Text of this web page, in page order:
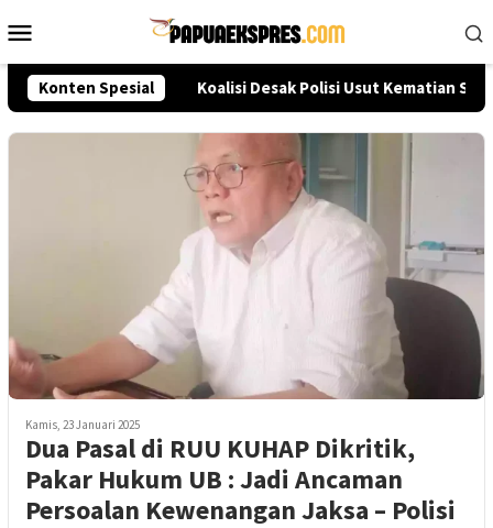
ke
Mobile
Konten Spesial
Akpol 2026 Koalisi Desak Polisi Usut Kematian
Kamis, 23 Januari 2025
Dua Pasal di RUU KUHAP Dikritik,
Pakar Hukum UB : Jadi Ancaman
Persoalan Kewenangan Jaksa – Polisi